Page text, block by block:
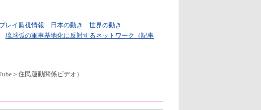
レイ監視情報 日本の動き
世界の動き
琉球弧の軍事基地化に反対するネットワーク （記事
＞住民運動関係ビデオ ）